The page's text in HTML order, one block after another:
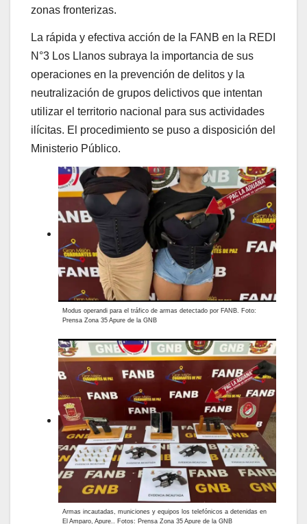
zonas fronterizas.
La rápida y efectiva acción de la FANB en la REDI
N°3 Los Llanos subraya la importancia de sus
operaciones en la prevención de delitos y la
neutralización de grupos delictivos que intentan
utilizar el territorio nacional para sus actividades
ilícitas. El procedimiento se puso a disposición del
Ministerio Público.
Modus operandi para el tráfico de armas detectado por FANB. Foto:
Prensa Zona 35 Apure de la GNB
Armas incautadas, municiones y equipos los telefónicos a detenidas en
El Amparo, Apure.. Fotos: Prensa Zona 35 Apure de la GNB